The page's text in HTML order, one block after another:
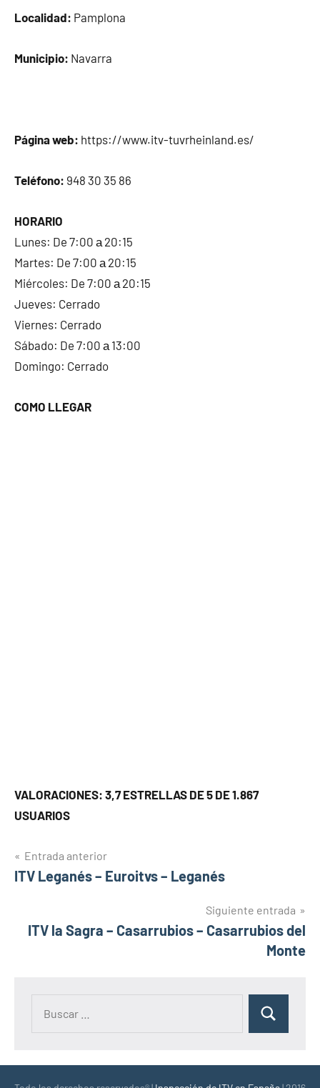
Localidad: Pamplona
Municipio: Navarra
Página web: https://www.itv-tuvrheinland.es/
Teléfono: 948 30 35 86
HORARIO
Lunes: De 7:00 а 20:15
Martes: De 7:00 а 20:15
Miércoles: De 7:00 а 20:15
Jueves: Cerrado
Viernes: Cerrado
Sábado: De 7:00 а 13:00
Domingo: Cerrado
COMO LLEGAR
VALORACIONES: 3,7 ESTRELLAS DE 5 DE 1.867
USUARIOS
Navegación
de
Entrada anterior
ITV Leganés – Euroitvs – Leganés
Siguiente entrada
ITV la Sagra – Casarrubios – Casarrubios del
Monte
Buscar